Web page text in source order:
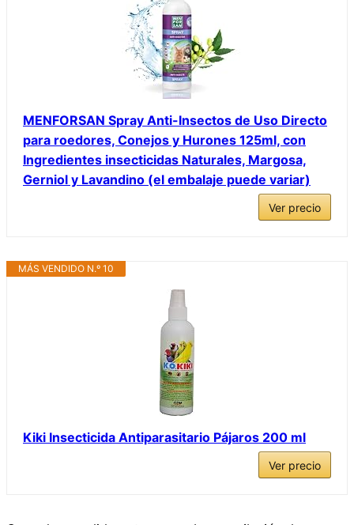
MENFORSAN Spray Anti-Insectos de Uso Directo
para roedores, Conejos y Hurones 125ml, con
Ingredientes insecticidas Naturales, Margosa,
Gerniol y Lavandino (el embalaje puede variar)
Ver precio
MÁS VENDIDO N.º 10
Kiki Insecticida Antiparasitario Pájaros 200 ml
Ver precio